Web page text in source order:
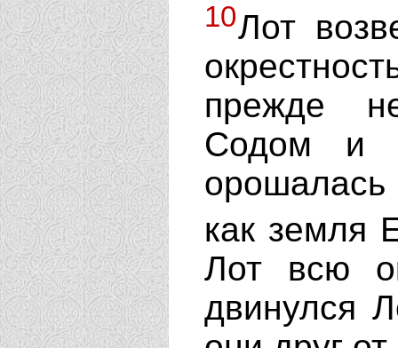
10Лот
прежде
Содом и
как земля
Лот всю
двинулся